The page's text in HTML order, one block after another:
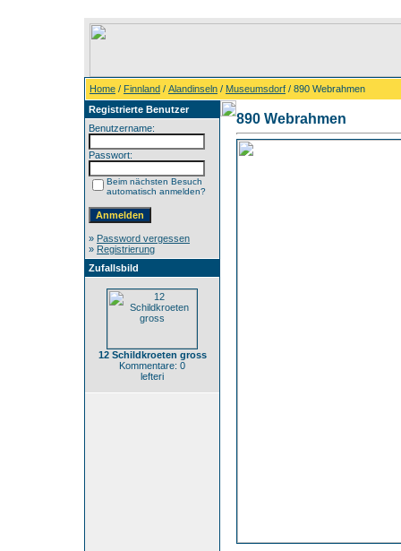
Home / Finnland / Alandinseln / Museumsdorf / 890 Webrahmen
Registrierte Benutzer
Benutzername:
Passwort:
Beim nächsten Besuch
automatisch anmelden?
» Password vergessen
» Registrierung
Zufallsbild
12 Schildkroeten gross
Kommentare: 0
lefteri
890 Webrahmen